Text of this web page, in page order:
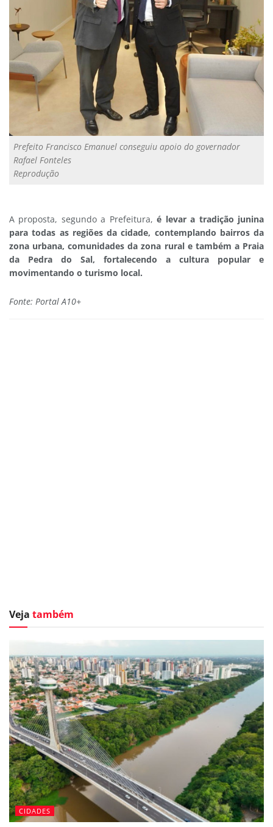
Prefeito Francisco Emanuel conseguiu apoio do governador
Rafael Fonteles
Reprodução
A proposta, segundo a Prefeitura,é levar a tradição junina
para todas as regiões da cidade, contemplando bairros da
zona urbana, comunidades da zona rural e também a Praia
da Pedra do Sal, fortalecendo a cultura popular e
movimentando o turismo local.
Fonte: Portal A10+
Veja também
CIDADES